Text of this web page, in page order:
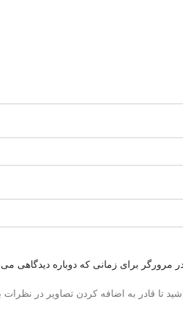
مرورگر برای زمانی که دوباره دیدگاهی
تا قادر به اضافه کردن تصاویر در نظرات